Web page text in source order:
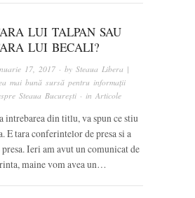
LUI TALPAN SAU
LUI BECALI?
17, 2017 · bySteaua Libera |
mai bună sursă pentru informații
Steaua București · inArticole
intrebarea din titlu, va spun ce stiu
E tara conferintelor de presa si a
Ieri am avut un comunicat de
maine vom avea un…